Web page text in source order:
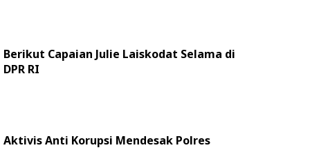
Berikut Capaian Julie Laiskodat Selama di
DPR RI
Aktivis Anti Korupsi Mendesak Polres